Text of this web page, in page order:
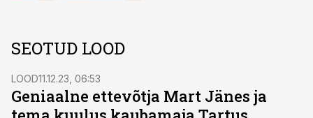
SEOTUD LOOD
LOOD11.12.23, 06:53
Geniaalne ettevõtja Mart Jänes ja